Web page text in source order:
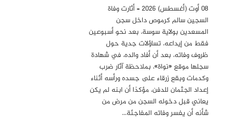
08 أوت (أغسطس) 2026 – أثارت وفاة
السجين سالم كرموص داخل سجن
المسعدين بولاية سوسة، بعد نحو أسبوعين
فقط من إيداعه، تساؤلات جدية حول
ظروف وفاته، بعد أن أفاد والده، في شهادة
سجلها موقع «نواة»، بملاحظة آثار ضرب
وكدمات وبقع زرقاء على جسده ورأسه أثناء
إعداد الجثمان للدفن، مؤكدًا أن ابنه لم يكن
يعاني قبل دخوله السجن من مرض من
شأنه أن يفسر وفاته المفاجئة…